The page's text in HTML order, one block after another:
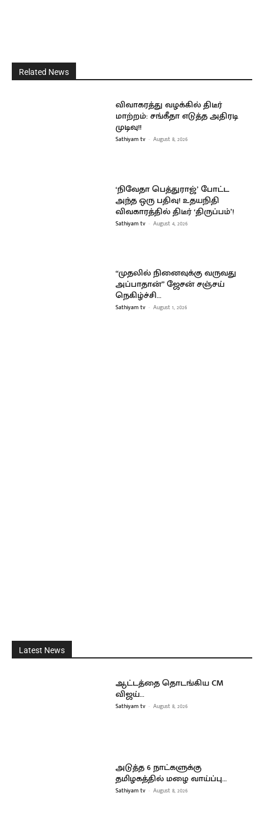
Related News
விவாகரத்து வழக்கில் திடீர்
மாற்றம்: சங்கீதா எடுத்த அதிரடி
முடிவு!!
Sathiyam tv - August 8, 2026
‘நிவேதா பெத்துராஜ்’ போட்ட
அந்த ஒரு பதிவு! உதயநிதி
விவகாரத்தில் திடீர் ‘திருப்பம்’!
Sathiyam tv - August 4, 2026
“முதலில் நினைவுக்கு வருவது
அப்பாதான்” ஜேசன் சஞ்சய்
நெகிழ்ச்சி…
Sathiyam tv - August 1, 2026
Latest News
ஆட்டத்தை தொடங்கிய CM
விஜய்…
Sathiyam tv - August 8, 2026
அடுத்த 6 நாட்களுக்கு
தமிழகத்தில் மழை வாய்ப்பு…
Sathiyam tv - August 8, 2026